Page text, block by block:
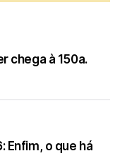
chega à 150a.
Enfim, o que há